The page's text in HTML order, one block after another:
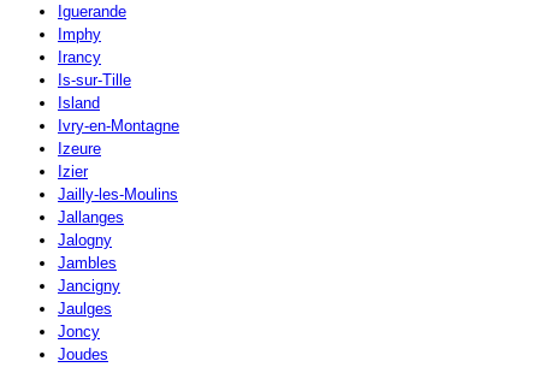
Iguerande
Imphy
Irancy
Is-sur-Tille
Island
Ivry-en-Montagne
Izeure
Izier
Jailly-les-Moulins
Jallanges
Jalogny
Jambles
Jancigny
Jaulges
Joncy
Joudes